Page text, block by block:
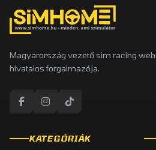
Magyarország vezető sim racing
hivatalos forgalmazója.
KATEGÓRIÁK